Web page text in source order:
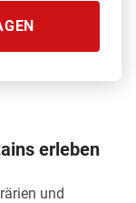
erleben
und